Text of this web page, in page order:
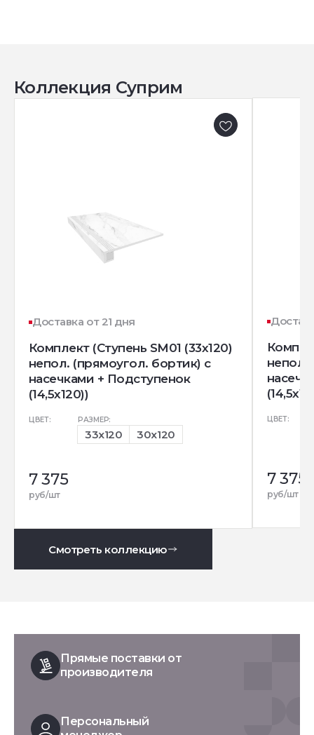
Коллекция Суприм
Доставка от 21 дня
Комплект (Ступень SM01 (33x120)
непол. (прямоугол. бортик) с
насечками + Подступенок
(14,5x120))
ЦВЕТ: РАЗМЕР:
33x120 30x120
7 375
руб/шт
непол.
ЦВЕТ:
7 375
руб/шт
Смотреть коллекцию
Прямые поставки от
производителя
Персональный